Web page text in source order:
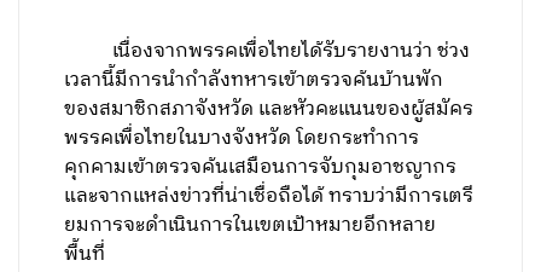
เนื่องจากพรรคเพื่อไทยได้รับรายงานว่า ช่วง
เวลานี้มีการนำกำลังทหารเข้าตรวจค้นบ้านพัก
ของสมาชิกสภาจังหวัด และหัวคะแนนของผู้สมัคร
พรรคเพื่อไทยในบางจังหวัด โดยกระทำการ
คุกคามเข้าตรวจค้นเสมือนการจับกุมอาชญากร
และจากแหล่งข่าวที่น่าเชื่อถือได้ ทราบว่ามีการเตรี
ยมการจะดำเนินการในเขตเป้าหมายอีกหลาย
พื้นที่